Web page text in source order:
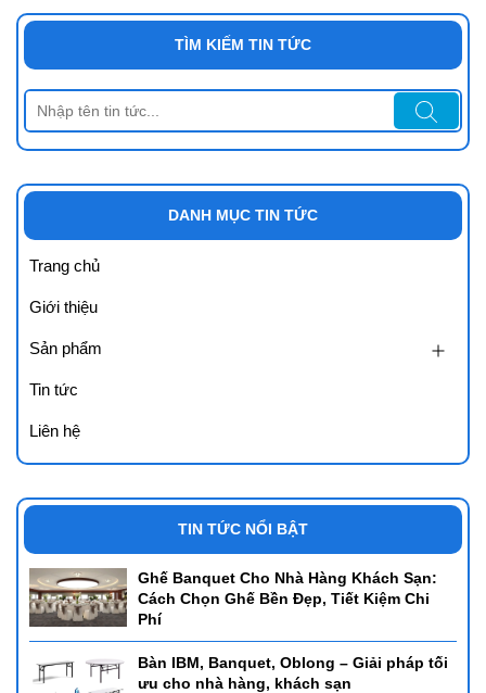
TÌM KIẾM TIN TỨC
DANH MỤC TIN TỨC
Trang chủ
Giới thiệu
Sản phẩm
Tin tức
Liên hệ
TIN TỨC NỔI BẬT
Ghế Banquet Cho Nhà Hàng Khách Sạn:
Cách Chọn Ghế Bền Đẹp, Tiết Kiệm Chi
Phí
Bàn IBM, Banquet, Oblong – Giải pháp tối
ưu cho nhà hàng, khách sạn